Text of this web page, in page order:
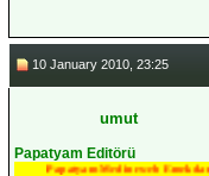
10 January 2010, 23:25
umut
Papatyam Editörü
Papatyam Medineweb Emekdarı